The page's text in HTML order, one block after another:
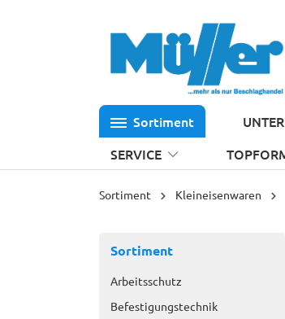
Sortiment
SERVICE
Sortiment Kleineisenwaren
Sortiment
Arbeitsschutz
Befestigungstechnik